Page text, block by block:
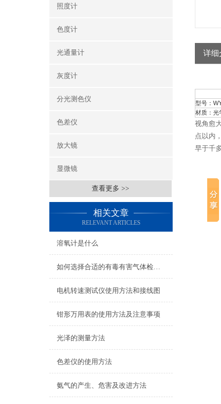
照度计
色度计
光通量计
灰度计
分光测色仪
色差仪
放大镜
显微镜
查看更多 >>
相关文章
RELEVANT ARTICLES
溶氧计是什么
如何选择合适的有毒有害气体检测仪
电机转速测试仪使用方法和接线图
钳形万用表的使用方法及注意事项
光泽的测量方法
色差仪的使用方法
氨气的产生、危害及改进方法
详细
型号：
材质：光
视角愈
点以内
早于千